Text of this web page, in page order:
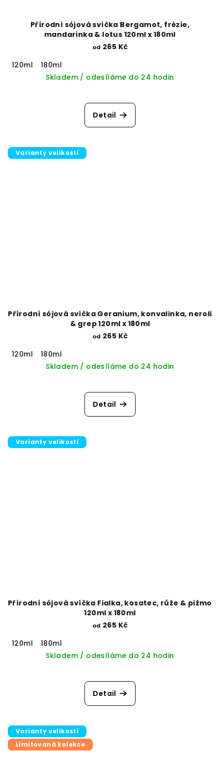
Přírodní sójová svíčka Bergamot, frézie,
mandarinka & lotus 120ml x 180ml
od 265 Kč
120ml
180ml
Skladem / odesíláme do 24 hodin
Detail
Varianty velikostí
Přírodní sójová svíčka Geranium, konvalinka, neroli
& grep 120ml x 180ml
od 265 Kč
120ml
180ml
Skladem / odesíláme do 24 hodin
Detail
Varianty velikostí
Přírodní sójová svíčka Fialka, kosatec, růže & pižmo
120ml x 180ml
od 265 Kč
120ml
180ml
Skladem / odesíláme do 24 hodin
Detail
Varianty velikostí
Limitovaná kolekce